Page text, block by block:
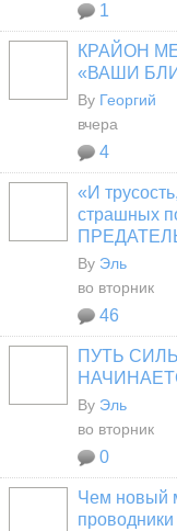
1
КРАЙОН
«ВАШИ
By Георгий
вчера
4
«И
страшных
By Эль
во вторник
46
ПУТЬ
By Эль
во вторник
0
Чем новый